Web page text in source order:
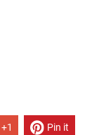
+1 Pin it